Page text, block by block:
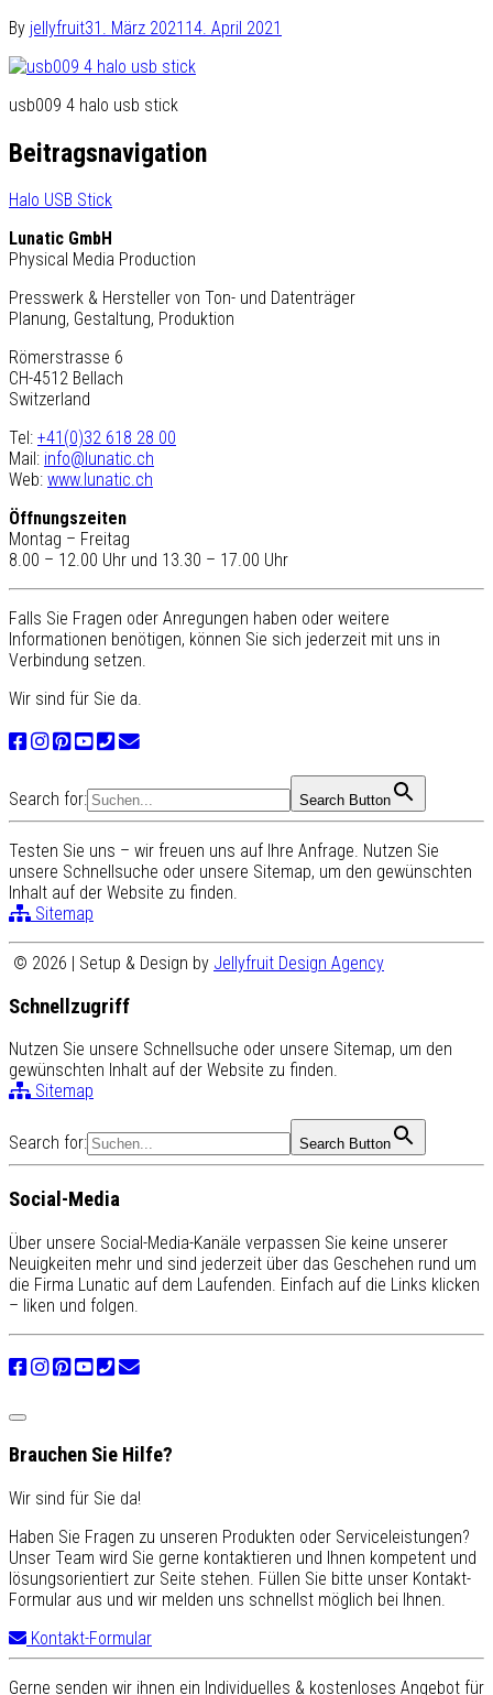
By jellyfruit31. März 2021 14. April 2021
usb009 4 halo usb stick
Beitragsnavigation
Halo USB Stick
Lunatic GmbH
Physical Media Production
Presswerk & Hersteller von Ton- und Datenträger
Planung, Gestaltung, Produktion
Römerstrasse 6
CH-4512 Bellach
Switzerland
Tel: +41(0)32 618 28 00
Mail: info@lunatic.ch
Web: www.lunatic.ch
Öffnungszeiten
Montag – Freitag
8.00 – 12.00 Uhr und 13.30 – 17.00 Uhr
Falls Sie Fragen oder Anregungen haben oder weitere
Informationen benötigen, können Sie sich jederzeit mit uns in
Verbindung setzen.
Wir sind für Sie da.
Search for: Search Button
Testen Sie uns – wir freuen uns auf Ihre Anfrage. Nutzen Sie
unsere Schnellsuche oder unsere Sitemap, um den gewünschten
Inhalt auf der Website zu finden.
Sitemap
© 2026 | Setup & Design by Jellyfruit Design Agency
Schnellzugriff
Nutzen Sie unsere Schnellsuche oder unsere Sitemap, um den
gewünschten Inhalt auf der Website zu finden.
Sitemap
Search for: Search Button
Social-Media
Über unsere Social-Media-Kanäle verpassen Sie keine unserer
Neuigkeiten mehr und sind jederzeit über das Geschehen rund um
die Firma Lunatic auf dem Laufenden. Einfach auf die Links klicken
– liken und folgen.
Brauchen Sie Hilfe?
Wir sind für Sie da!
Haben Sie Fragen zu unseren Produkten oder Serviceleistungen?
Unser Team wird Sie gerne kontaktieren und Ihnen kompetent und
lösungsorientiert zur Seite stehen. Füllen Sie bitte unser Kontakt-
Formular aus und wir melden uns schnellst möglich bei Ihnen.
Kontakt-Formular
Gerne senden wir ihnen ein Individuelles & kostenloses Angebot für